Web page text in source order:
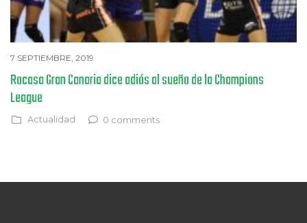
7 SEPTIEMBRE, 2019
Rocasa Gran Canaria dice adiós al sueño de la Champions
League
Actualidad 0 comments